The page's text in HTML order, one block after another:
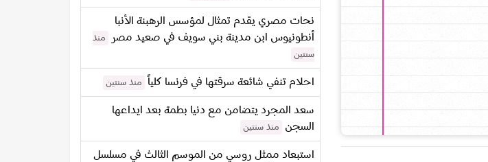
نحات مصري يقدم تمثال لمؤسس الرهبنة الأنبا
أنطونيوس ابن مدينة بني سويف في صعيد مصر
منذ
سنتين
احلام تنفي شائعة سرقتها في فرنسا كلياً منذ سنتين
سعد المجرد يتضامن مع دنيا بطمة بعد ايداعها
السجن
منذ سنتين
استبعاد ممثل روسي من الموسم الثالث في مسلسل